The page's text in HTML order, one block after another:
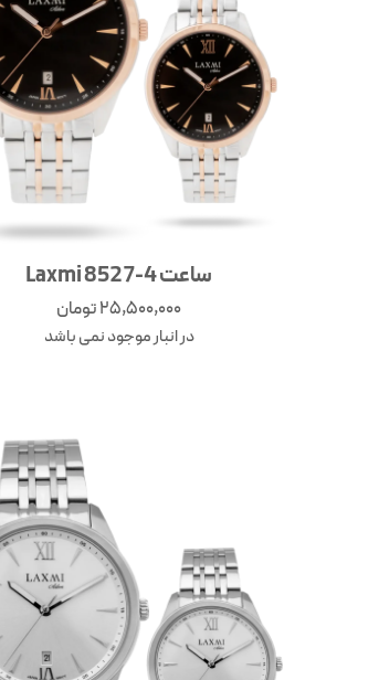
ساعت Laxmi 8527-4
25,500,000تومان
در انبار موجود نمی باشد